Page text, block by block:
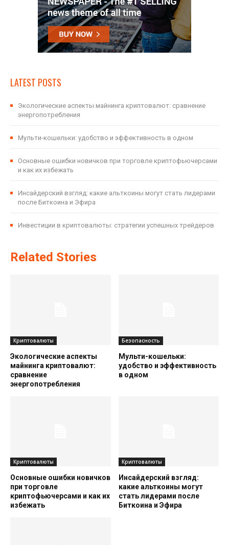
LATEST POSTS
Экологические аспекты майнинга криптовалют: сравнение
энергопотребления
Мульти-кошельки: удобство и эффективность в одном
Основные ошибки новичков при торговле криптофьючерсами
и как их избежать
Инсайдерский взгляд: какие альткоины могут стать лидерами
после Биткоина и Эфира
Инвестиции в криптовалюты: стратегии успешных трейдеров
Related Stories
Криптовалюты
Экологические аспекты
майнинга криптовалют:
сравнение
энергопотребления
Безопасность
Мульти-кошельки:
удобство и эффективность
в одном
Криптовалюты
Основные ошибки новичков
при торговле
криптофьючерсами и как их
избежать
Криптовалюты
Инсайдерский взгляд:
какие альткоины могут
стать лидерами после
Биткоина и Эфира